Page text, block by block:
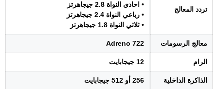
تردد المعالج
• احادي النواة 2.8 جيجاهرتز
• رباعي النواة 2.4 جيجاهرتز
• ثلاثي النواة 1.8 جيجاهرتز
معالج الرسومات Adreno 722
الرام 12 جيجابايت
الذاكرة الداخلية 256 أو 512 جيجابايت